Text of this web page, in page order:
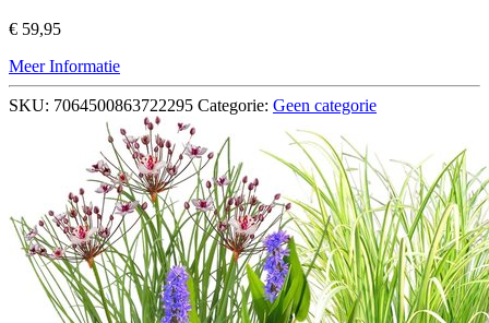
€ 59,95
Meer Informatie
SKU: 7064500863722295 Categorie: Geen categorie